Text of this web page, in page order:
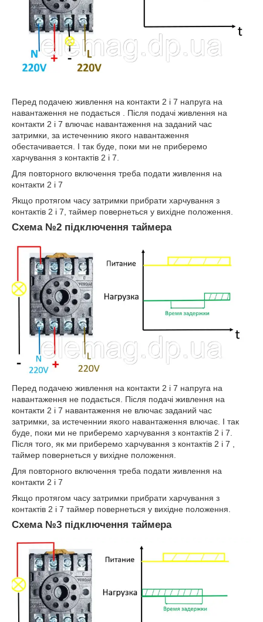
Перед подачею живлення на контакти 2 і 7 напруга на
навантаження не подається . Після подачі живлення на
контакти 2 і 7 влючає навантаження на заданий час
затримки, за истеченнию якого навантаження
обестачивается. І так буде, поки ми не приберемо
харчування з контактів 2 і 7.
Для повторного включення треба подати живлення на
контакти 2 і 7
Якщо протягом часу затримки прибрати харчування з
контактів 2 і 7, таймер повернеться у вихідне положення.
Схема №2 підключення таймера
Перед подачею живлення на контакти 2 і 7 напруга на
навантаження не подається. Після подачі живлення на
контакти 2 і 7 навантаження не влючає заданий час
затримки, за истеченнии якого навантаження влючає. І так
буде, поки ми не приберемо харчування з контактів 2 і 7.
Після того, як ми приберемо харчування з контактів 2 і 7 ,
таймер повернеться у вихідне положення.
Для повторного включення треба подати живлення на
контакти 2 і 7
Якщо протягом часу затримки прибрати харчування з
контактів 2 і 7 таймер повернеться у вихідне положення.
Схема №3 підключення таймера